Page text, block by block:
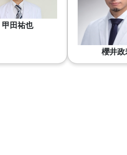
甲田祐也
櫻井政